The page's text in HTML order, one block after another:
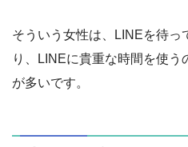
そういう女性は、LINEを待っ
り、LINEに貴重な時間を使う
が多いです。